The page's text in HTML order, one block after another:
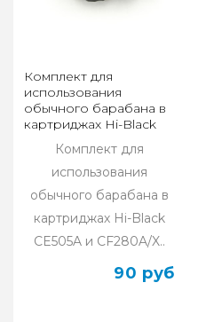
Комплект для
использования
обычного барабана в
картриджах Hi-Black
CE505A и CF280A/X
Комплект для
использования
обычного барабана в
картриджах Hi-Black
CE505A и CF280A/X..
90 руб